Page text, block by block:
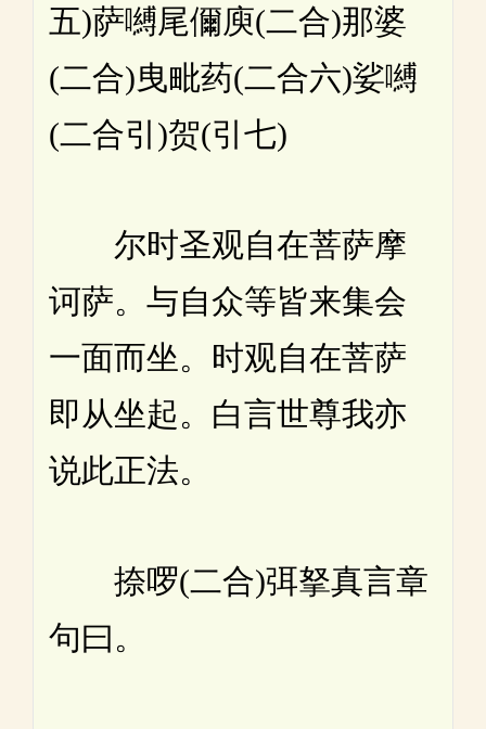
五)萨嚩尾儞庾(二合)那婆
(二合)曳毗药(二合六)娑嚩
(二合引)贺(引七)
尔时圣观自在菩萨摩
诃萨。与自众等皆来集会
一面而坐。时观自在菩萨
即从坐起。白言世尊我亦
说此正法。
捺啰(二合)弭拏真言章
句曰。